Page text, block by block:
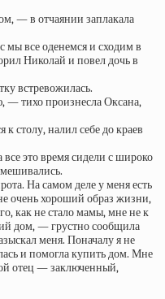
— в отчаянии заплакала
мы все оденемся и сходим в
Николай и повел дочь в
встревожилась.
— тихо произнесла Оксана,
столу, налил себе до краев
это время сидели с широко
На самом деле у меня есть
очень хороший образ жизни,
как не стало мамы, мне не к
дом, — грустно сообщила
меня. Поначалу я не
и помогла купить дом. Мне
отец — заключенный,